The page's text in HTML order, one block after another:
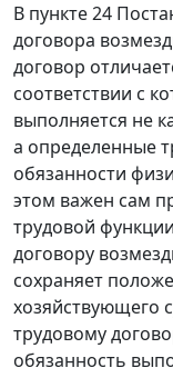
В пункте 24
договора
договор
соответствии с
выполняется не
а определенные
обязанности
этом важен сам
трудовой
договору
сохраняет
хозяйствующего
трудовому
обязанность